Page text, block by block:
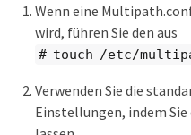
Wenn eine
wird, führen Sie den aus
# touch /etc/
Verwenden Sie die
Einstellungen, indem